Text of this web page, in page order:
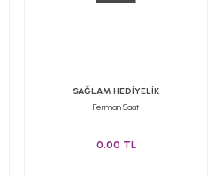
SAĞLAM HEDİYELİK
Ferman Saat
0,00 TL